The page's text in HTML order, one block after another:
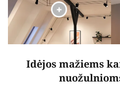
Idėjos mažiems